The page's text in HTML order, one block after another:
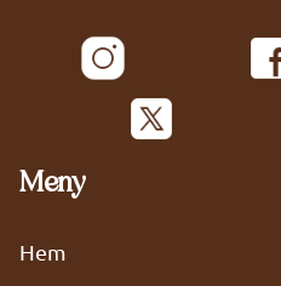
Meny
Hem